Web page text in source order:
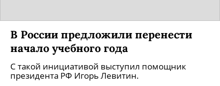
В России предложили перенести
начало учебного года
С такой инициативой выступил помощник
президента РФ Игорь Левитин.